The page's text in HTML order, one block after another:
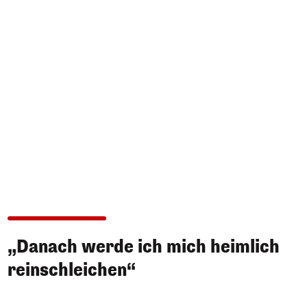
„Danach werde ich mich heimlich
reinschleichen“